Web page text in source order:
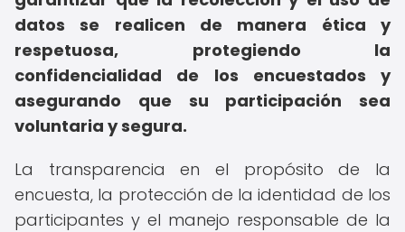
datos se realicen de manera ética y
respetuosa, protegiendo la
confidencialidad de los encuestados y
asegurando que su participación sea
voluntaria y segura.
La transparencia en el propósito de la
encuesta, la protección de la identidad de los
participantes y el manejo responsable de la